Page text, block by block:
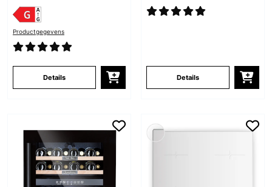
Productgegevens
Details Details